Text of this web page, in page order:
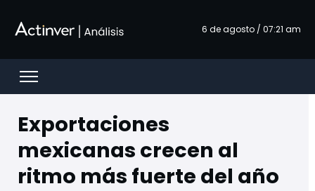
6 de agosto / 07:21 am
Open menu
Exportaciones
mexicanas crecen al
ritmo más fuerte del año